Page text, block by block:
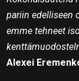
pariin edelliseen
emme tehneet
Alexei